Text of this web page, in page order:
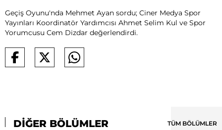
Geçiş Oyunu'nda Mehmet Ayan sordu; Ciner Medya Spor
Yayınları Koordinatör Yardımcısı Ahmet Selim Kul ve Spor
Yorumcusu Cem Dizdar değerlendirdi.
DİĞER BÖLÜMLER TÜM BÖLÜMLER